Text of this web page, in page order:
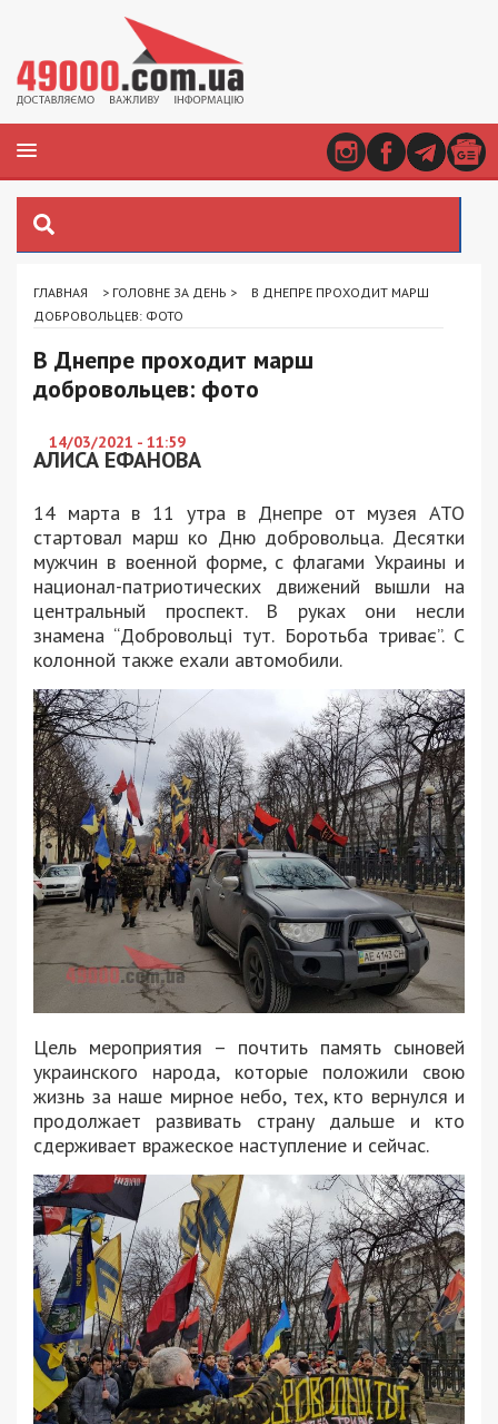
ГЛАВНАЯ > ГОЛОВНЕ ЗА ДЕНЬ >
В ДНЕПРЕ ПРОХОДИТ МАРШ
ДОБРОВОЛЬЦЕВ: ФОТО
В Днепре проходит марш
добровольцев: фото
14/03/2021 - 11:59
АЛИСА ЕФАНОВА
14 марта в 11 утра в Днепре от музея АТО
стартовал марш ко Дню добровольца. Десятки
мужчин в военной форме, с флагами Украины и
национал-патриотических движений вышли на
центральный проспект. В руках они несли
знамена “Добровольці тут. Боротьба триває”. С
колонной также ехали автомобили.
Цель мероприятия – почтить память сыновей
украинского народа, которые положили свою
жизнь за наше мирное небо, тех, кто вернулся и
продолжает развивать страну дальше и кто
сдерживает вражеское наступление и сейчас.